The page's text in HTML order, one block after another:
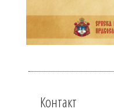
Контакт